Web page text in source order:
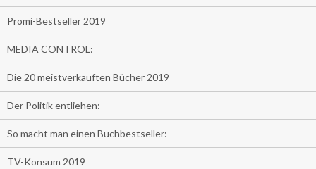
Promi-Bestseller 2019
MEDIA CONTROL:
Die 20 meistverkauften Bücher 2019
Der Politik entliehen:
So macht man einen Buchbestseller:
TV-Konsum 2019